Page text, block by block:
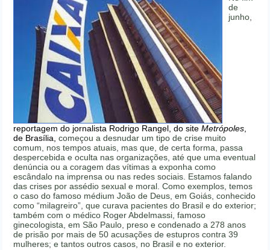
de
junho,
reportagem do jornalista Rodrigo Rangel, do siteMetrópoles
de Brasília, começou a desnudar um tipo de crise muito
comum, nos tempos atuais, mas que, de certa forma, passa
despercebida e oculta nas organizações, até que uma eventual
denúncia ou a coragem das vítimas a exponha como
escândalo na imprensa ou nas redes sociais. Estamos falando
das crises por assédio sexual e moral. Como exemplos, temos
o caso do famoso médium João de Deus, em Goiás, conhecido
como “milagreiro”, que curava pacientes do Brasil e do exterior;
também com o médico Roger Abdelmassi, famoso
ginecologista, em São Paulo, preso e condenado a 278 anos
de prisão por mais de 50 acusações de estupros contra 39
mulheres; e tantos outros casos, no Brasil e no exterior.